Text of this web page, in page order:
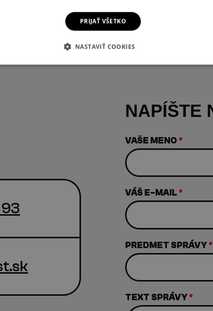
NAPÍŠTE
VAŠE MENO*
VÁŠ E-MAIL*
PREDMET SPRÁVY*
TEXT SPRÁVY*
PRIJAŤ VŠETKO
NASTAVIŤ COOKIES